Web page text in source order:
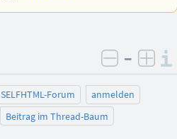
negativ
–
SELFHTML-Forum
anmelden
Beitrag im Thread-Baum